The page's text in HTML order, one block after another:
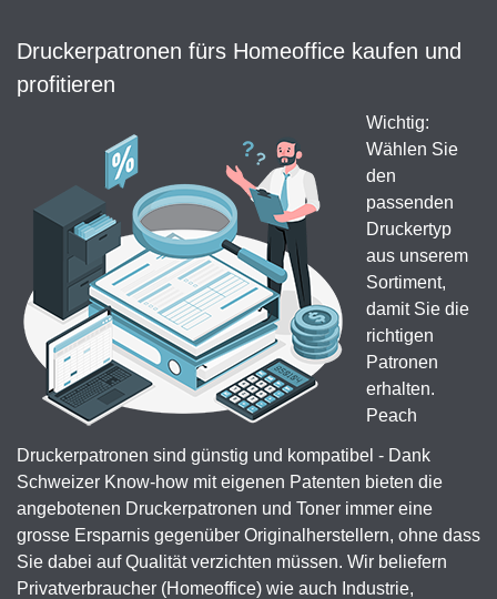
Druckerpatronen fürs Homeoffice kaufen und
profitieren
Wichtig:
Wählen Sie
den
passenden
Druckertyp
aus unserem
Sortiment,
damit Sie die
richtigen
Patronen
erhalten.
Peach
Druckerpatronen sind günstig und kompatibel - Dank
Schweizer Know-how mit eigenen Patenten bieten die
angebotenen Druckerpatronen und Toner immer eine
grosse Ersparnis gegenüber Originalherstellern, ohne dass
Sie dabei auf Qualität verzichten müssen. Wir beliefern
Privatverbraucher (Homeoffice) wie auch Industrie,